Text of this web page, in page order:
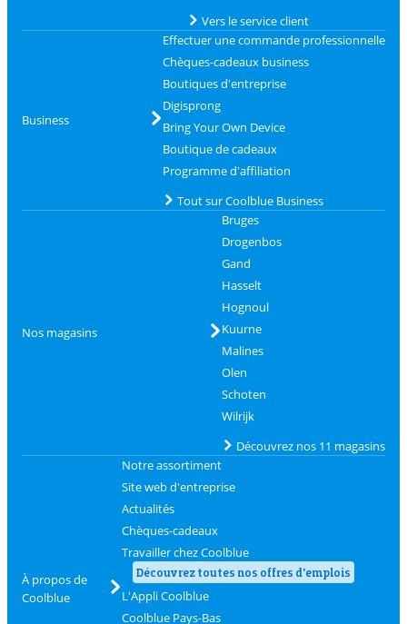
Vers le service client
Business
Effectuer une commande professionnelle
Chèques-cadeaux business
Boutiques d'entreprise
Digisprong
Bring Your Own Device
Boutique de cadeaux
Programme d'affiliation
Tout sur Coolblue Business
Nos magasins
Bruges
Drogenbos
Gand
Hasselt
Hognoul
Kuurne
Malines
Olen
Schoten
Wilrijk
Découvrez nos 11 magasins
À propos de
Coolblue
Notre assortiment
Site web d'entreprise
Actualités
Chèques-cadeaux
Travailler chez Coolblue
Découvrez toutes nos offres d'emplois
L'Appli Coolblue
Coolblue Pays-Bas